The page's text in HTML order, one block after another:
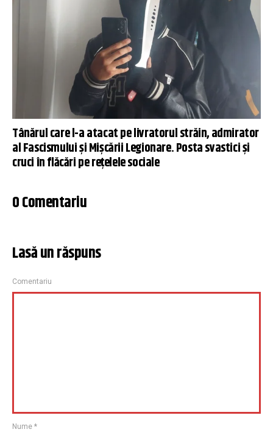
Tânărul care l-a atacat pe livratorul străin, admirator
al Fascismului și Mișcării Legionare. Posta svastici și
cruci în flăcări pe rețelele sociale
0 Comentariu
Lasă un răspuns
Comentariu
Nume *